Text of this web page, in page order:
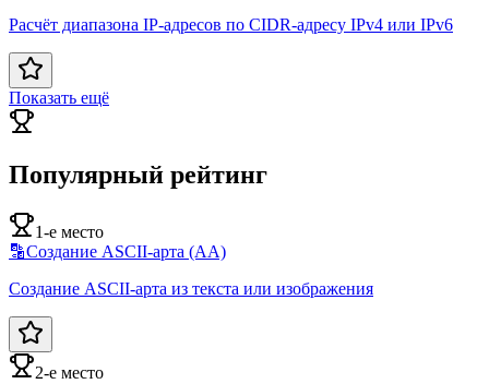
Расчёт диапазона IP-адресов по CIDR-адресу IPv4 или IPv6
Показать ещё
Популярный рейтинг
1-е место
🔡Создание ASCII-арта (AA)
Создание ASCII-арта из текста или изображения
2-е место